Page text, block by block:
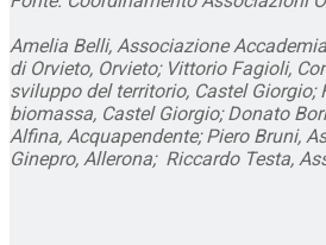
Amelia Belli, Associazione
di Orvieto, Orvieto; Vittorio Fagioli,
sviluppo del territorio, Castel
biomassa, Castel Giorgio; Donato
Alfina, Acquapendente; Piero Bruni,
Ginepro, Allerona; Riccardo Testa,